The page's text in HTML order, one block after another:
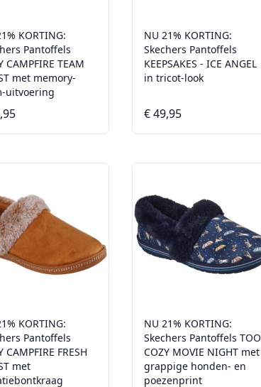
KORTING:
Pantoffels
CAMPFIRE TEAM
met memory-
uitvoering
NU 21% KORTING:
Skechers Pantoffels
KEEPSAKES - ICE ANGEL
in tricot-look
€ 49,95
KORTING:
Pantoffels
CAMPFIRE FRESH
met
NU 21% KORTING:
Skechers Pantoffels TOO
COZY MOVIE NIGHT met
grappige honden- en
poezenprint